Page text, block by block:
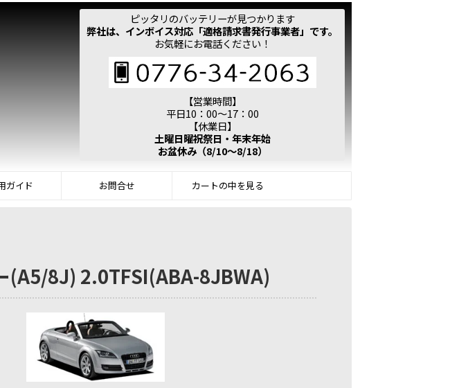
ピッタリのバッテリーが見つかります
弊社は、インボイス対応「適格請求書発行事業者」です。
お気軽にお電話ください！
【営業時間】
平日10：00～17：00
【休業日】
土曜日曜祝祭日・年末年始
お盆休み（8/10～8/18）
ガイド お問合せ カートの中を見る
(A5/8J) 2.0TFSI(ABA-8JBWA)